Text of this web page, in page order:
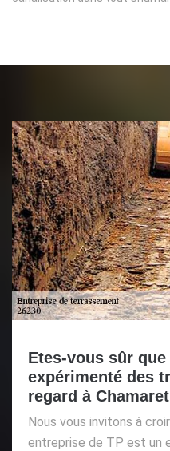
Etes-vous sûr
expérimenté des
regard à
Nous vous invitons à
entreprise de TP est un